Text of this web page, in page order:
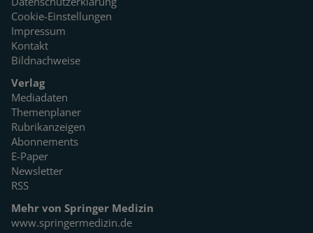
Cookie-Einstellungen
Impressum
Kontakt
Bildnachweise
Verlag
Mediadaten
Themenplaner
Rubrikanzeigen
Abonnements
E-Paper
Newsletter
RSS
Mehr von Springer Medizin
www.springermedizin.de